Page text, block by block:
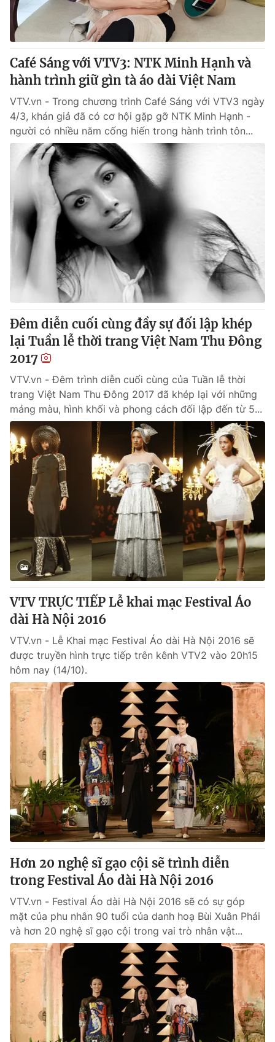
Café Sáng với VTV3: NTK Minh Hạnh và
hành trình giữ gìn tà áo dài Việt Nam
VTV.vn - Trong chương trình Café Sáng với VTV3 ngày
4/3, khán giả đã có cơ hội gặp gỡ NTK Minh Hạnh -
người có nhiều năm cống hiến trong hành trình tôn...
Đêm diễn cuối cùng đầy sự đối lập khép
lại Tuần lễ thời trang Việt Nam Thu Đông
2017
VTV.vn - Đêm trình diễn cuối cùng của Tuần lễ thời
trang Việt Nam Thu Đông 2017 đã khép lại với những
mảng màu, hình khối và phong cách đối lập đến từ 5...
VTV TRỰC TIẾP Lễ khai mạc Festival Áo
dài Hà Nội 2016
VTV.vn - Lễ Khai mạc Festival Áo dài Hà Nội 2016 sẽ
được truyền hình trực tiếp trên kênh VTV2 vào 20h15
hôm nay (14/10).
Hơn 20 nghệ sĩ gạo cội sẽ trình diễn
trong Festival Áo dài Hà Nội 2016
VTV.vn - Festival Áo dài Hà Nội 2016 sẽ có sự góp
mặt của phu nhân 90 tuổi của danh hoạ Bùi Xuân Phái
và hơn 20 nghệ sĩ gạo cội trong vai trò nhân vật...